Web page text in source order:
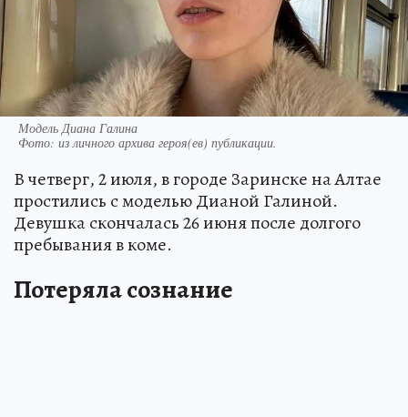
Модель Диана Галина
Фото: из личного архива героя(ев) публикации.
В четверг, 2 июля, в городе Заринске на Алтае
простились с моделью Дианой Галиной.
Девушка скончалась 26 июня после долгого
пребывания в коме.
Потеряла сознание